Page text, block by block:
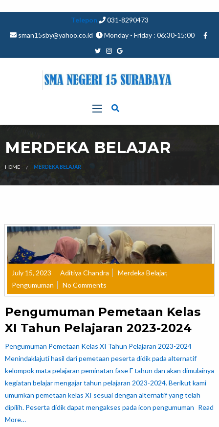
Telepon
031-8290473
sman15sby@yahoo.co.id
Monday - Friday : 06:30-15:00
MERDEKA BELAJAR
HOME MERDEKA BELAJAR
July 15, 2023 Aditiya Chandra Merdeka Belajar,
Pengumuman
No Comments
Pengumuman Pemetaan Kelas
XI Tahun Pelajaran 2023-2024
Pengumuman Pemetaan Kelas XI Tahun Pelajaran 2023-2024
Menindaklajuti hasil dari pemetaan peserta didik pada alternatif
kelompok mata pelajaran peminatan fase F tahun dan akan dimulainya
kegiatan belajar mengajar tahun pelajaran 2023-2024. Berikut kami
umumkan pemetaan kelas XI sesuai dengan alternatif yang telah
dipilih. Peserta didik dapat mengakses pada icon pengumuman Read
More…